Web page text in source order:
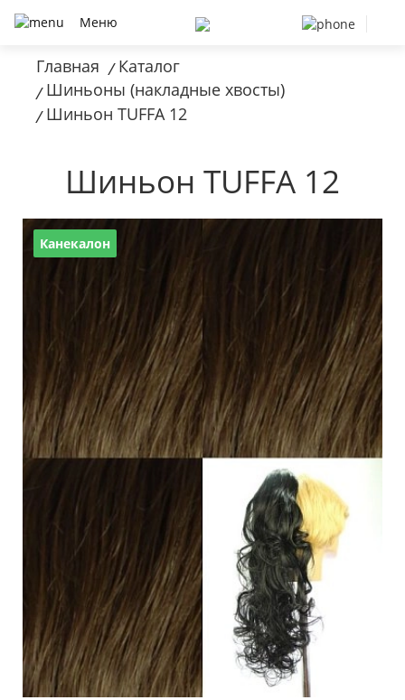
Меню
Главная / Каталог
/ Шиньоны (накладные хвосты)
/ Шиньон TUFFA 12
Шиньон TUFFA 12
Канекалон